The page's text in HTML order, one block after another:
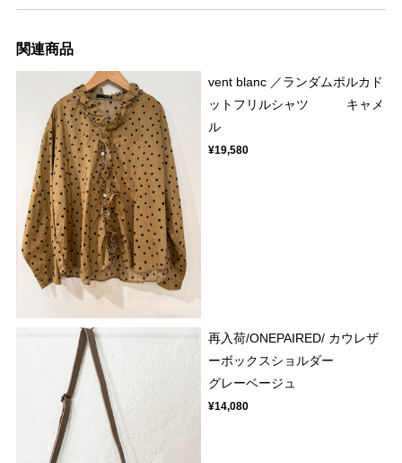
関連商品
vent blanc ／ランダムポルカド
ットフリルシャツ キャメ
ル
¥19,580
再入荷/ONEPAIRED/ カウレザ
ーボックスショルダー
グレーベージュ
¥14,080